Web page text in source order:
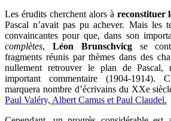
Les érudits cherchent alors à reconstituer
Pascal n’avait pas pu achever. Mais les
convaincantes pour que, dans son
complètes, Léon Brunschvicgse
fragments réunis par thèmes dans des
nullement retrouver le plan de Pascal,
important commentaire (1904-1914).
marquera nombre d’écrivains du XXe
Paul Valéry, Albert Camus et Paul Claudel.